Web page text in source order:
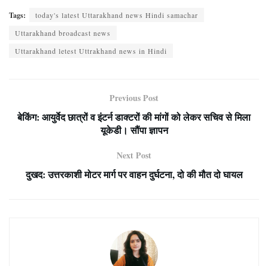
Tags:
today's latest Uttarakhand news Hindi samachar
Uttarakhand broadcast news
Uttarakhand letest Uttrakhand news in Hindi
Previous Post
बेकिंग: आयुर्वेद छात्रों व इंटर्न डाक्टरों की मांगों को लेकर सचिव से मिला
यूकेडी। सौंपा ज्ञापन
Next Post
दुखद: उत्तरकाशी मोटर मार्ग पर वाहन दुर्घटना, दो की मौत दो घायल